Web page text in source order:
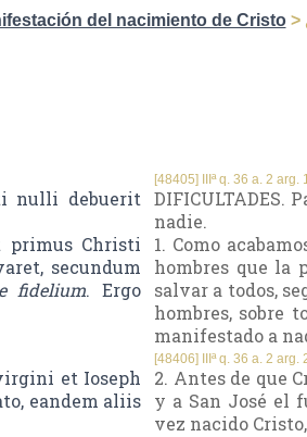
del nacimiento de Cristo>
nulli debuerit
primus Christi
secundum
fidelium. Ergo
[48405] IIIª q. 36 a. 2 arg.
DIFICULTADES.
nadie.
1. Como
hombres que la
salvar a todos,
hombres, sobre
manifestado a
et Ioseph
eandem aliis
[48406] IIIª q. 36 a. 2 arg.
2. Antes de que
y a San José el
vez nacido